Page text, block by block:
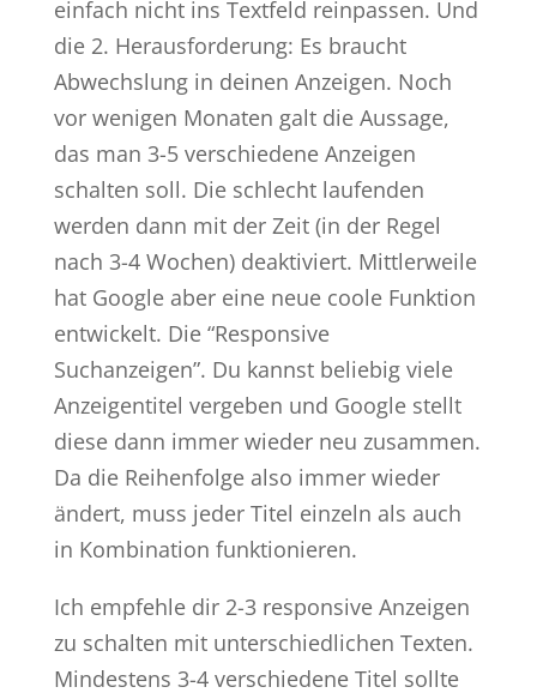
einfach nicht ins Textfeld reinpassen. Und
die 2. Herausforderung: Es braucht
Abwechslung in deinen Anzeigen. Noch
vor wenigen Monaten galt die Aussage,
das man 3-5 verschiedene Anzeigen
schalten soll. Die schlecht laufenden
werden dann mit der Zeit (in der Regel
nach 3-4 Wochen) deaktiviert. Mittlerweile
hat Google aber eine neue coole Funktion
entwickelt. Die “Responsive
Suchanzeigen”. Du kannst beliebig viele
Anzeigentitel vergeben und Google stellt
diese dann immer wieder neu zusammen.
Da die Reihenfolge also immer wieder
ändert, muss jeder Titel einzeln als auch
in Kombination funktionieren.
Ich empfehle dir 2-3 responsive Anzeigen
zu schalten mit unterschiedlichen Texten.
Mindestens 3-4 verschiedene Titel sollte